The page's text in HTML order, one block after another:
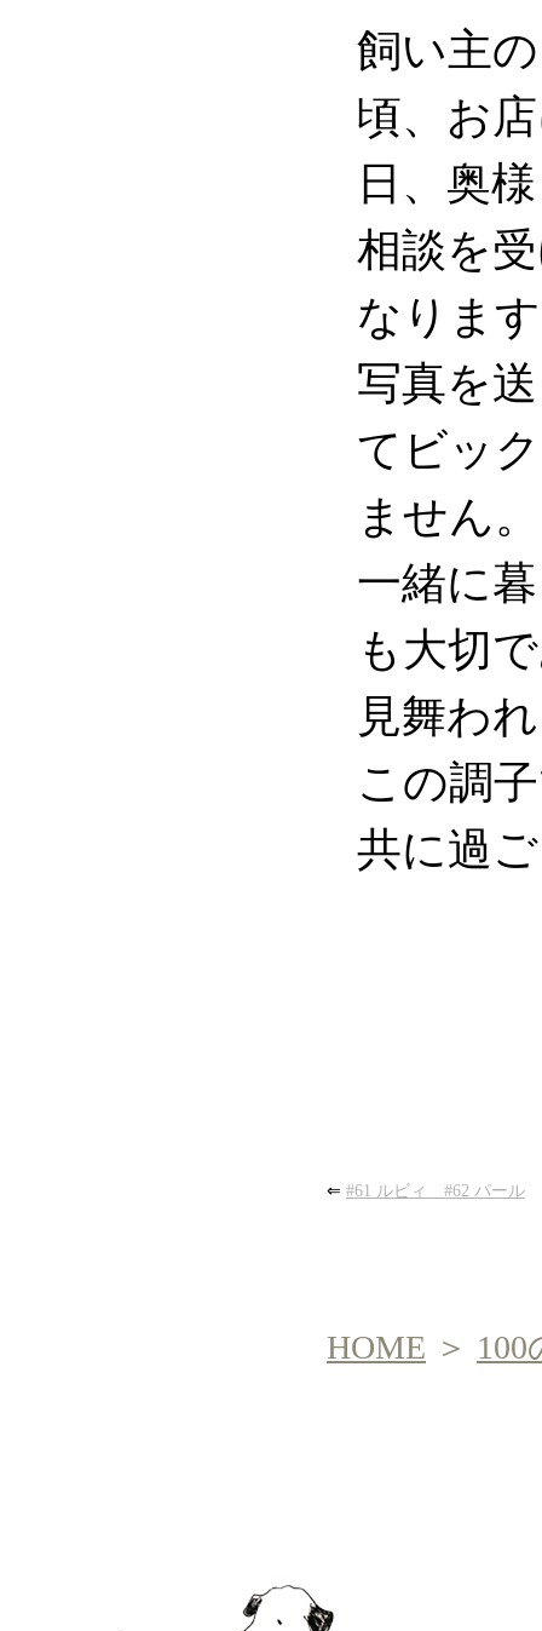
飼い主
頃、お
日、奥
相談を
なりま
写真を
てビッ
ません。
一緒に
も大切
見舞わ
この調
共に過
⇐ #61 ルビィ #62 パール
HOME ＞ 100